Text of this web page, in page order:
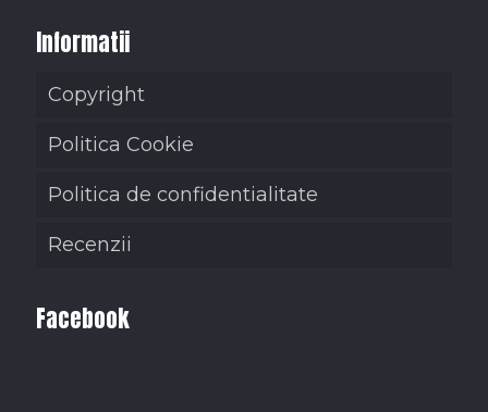
Informatii
Copyright
Politica Cookie
Politica de confidentialitate
Recenzii
Facebook